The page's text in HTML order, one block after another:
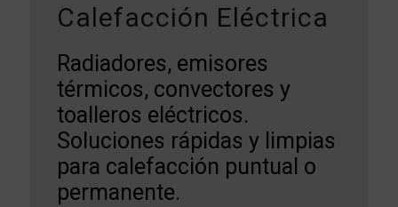
Calefacción Eléctrica
Radiadores, emisores
térmicos, convectores y
toalleros eléctricos.
Soluciones rápidas y limpias
para calefacción puntual o
permanente.